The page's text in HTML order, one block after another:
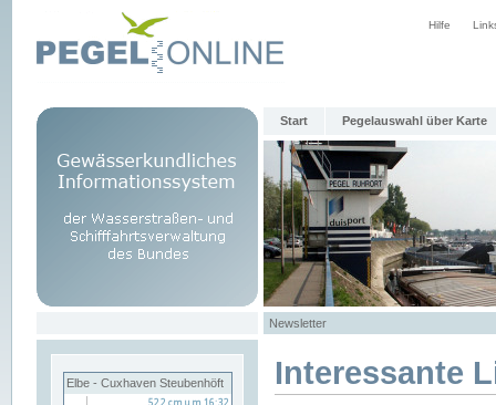
Hilfe
Start Pegelauswahl über Karte
Newsletter
Elbe - Cuxhaven Steubenhöft Interessante